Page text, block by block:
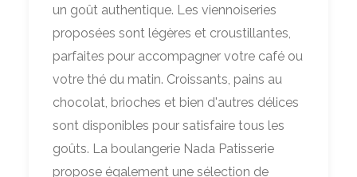
un goût authentique. Les viennoiseries
proposées sont légères et croustillantes,
parfaites pour accompagner votre café ou
votre thé du matin. Croissants, pains au
chocolat, brioches et bien d'autres délices
sont disponibles pour satisfaire tous les
goûts. La boulangerie Nada Patisserie
propose également une sélection de